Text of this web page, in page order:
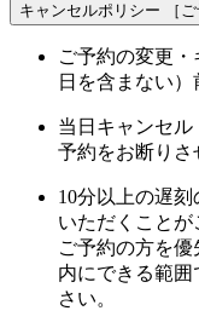
キャンセルポリシー ［
ご予約の変更
日を含まない）
当日キャンセ
予約をお断りさ
10分以上の遅
いただくこと
ご予約の方を
内にできる範
さい。